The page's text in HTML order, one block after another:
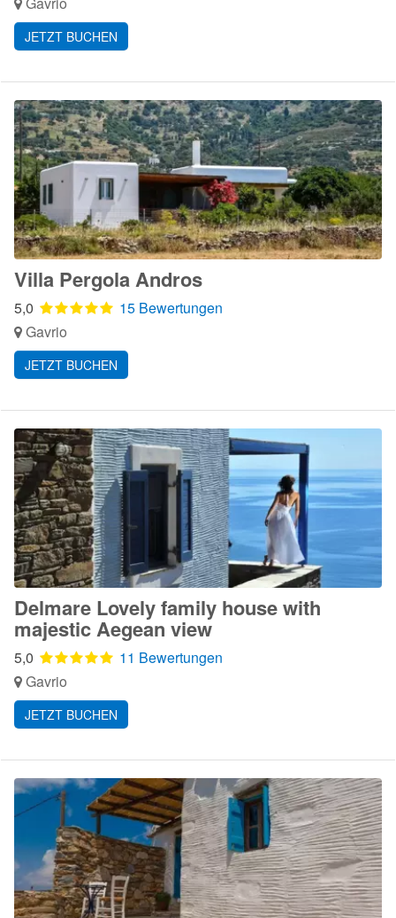
JETZT BUCHEN
Villa Pergola Andros
5,0
15 Bewertungen
Gavrio
JETZT BUCHEN
Delmare Lovely family house with
majestic Aegean view
5,0
11 Bewertungen
Gavrio
JETZT BUCHEN